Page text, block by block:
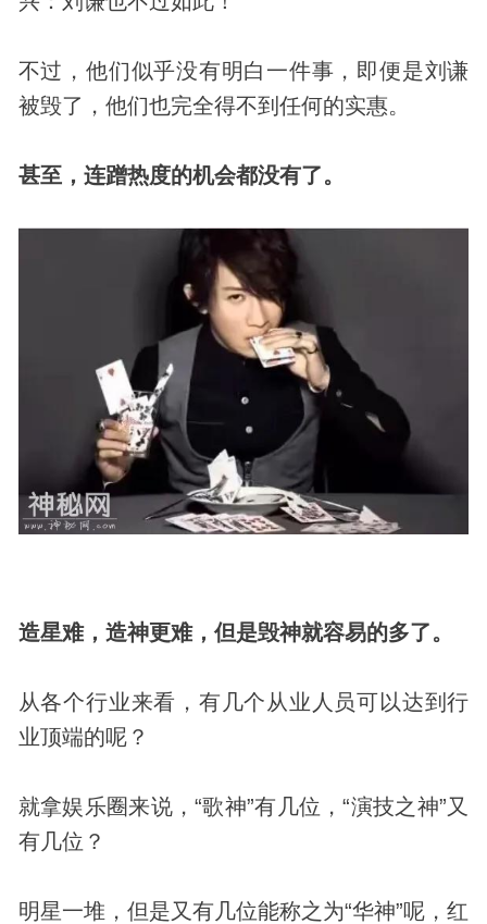
不过，他们似乎没有明白一件事，即便是刘谦
被毁了，他们也完全得不到任何的实惠。
甚至，连蹭热度的机会都没有了。
造星难，造神更难，但是毁神就容易的多了。
从各个行业来看，有几个从业人员可以达到行
业顶端的呢？
就拿娱乐圈来说，“歌神”有几位，“演技之神”又
有几位？
明星一堆，但是又有几位能称之为“华神”呢，红